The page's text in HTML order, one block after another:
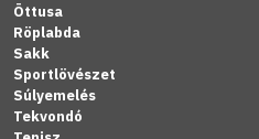
Öttusa
Röplabda
Sakk
Sportlövészet
Súlyemelés
Tekvondó